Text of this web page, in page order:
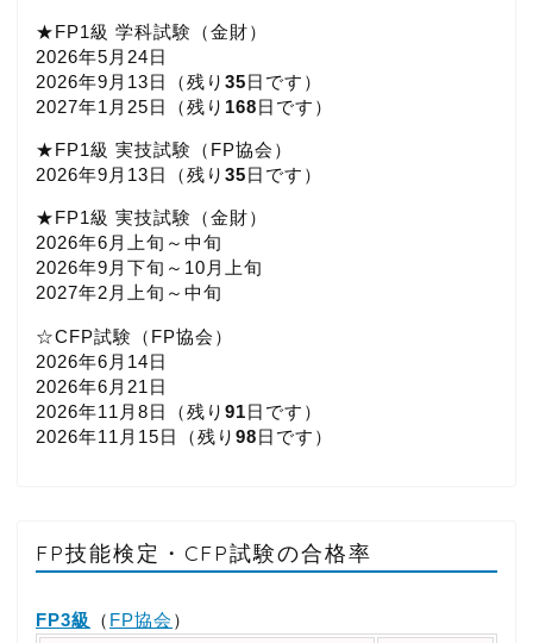
★FP1級 学科試験（金財）
2026年5月24日
2026年9月13日（残り 35日です）
2027年1月25日（残り 168日です）
★FP1級 実技試験（FP協会）
2026年9月13日（残り 35日です）
★FP1級 実技試験（金財）
2026年6月上旬～中旬
2026年9月下旬～10月上旬
2027年2月上旬～中旬
☆CFP試験（FP協会）
2026年6月14日
2026年6月21日
2026年11月8日（残り 91日です）
2026年11月15日（残り 98日です）
FP技能検定・CFP試験の合格率
FP3級 （ FP協会 ）